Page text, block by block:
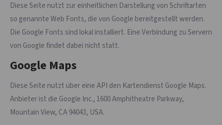
Diese Seite nutzt zur einheitlichen Darstellung von Schriftarten
so genannte Web Fonts, die von Google bereitgestellt werden.
Die Google Fonts sind lokal installiert. Eine Verbindung zu Servern
von Google findet dabei nicht statt.
Google Maps
Diese Seite nutzt über eine API den Kartendienst Google Maps.
Anbieter ist die Google Inc., 1600 Amphitheatre Parkway,
Mountain View, CA 94043, USA.